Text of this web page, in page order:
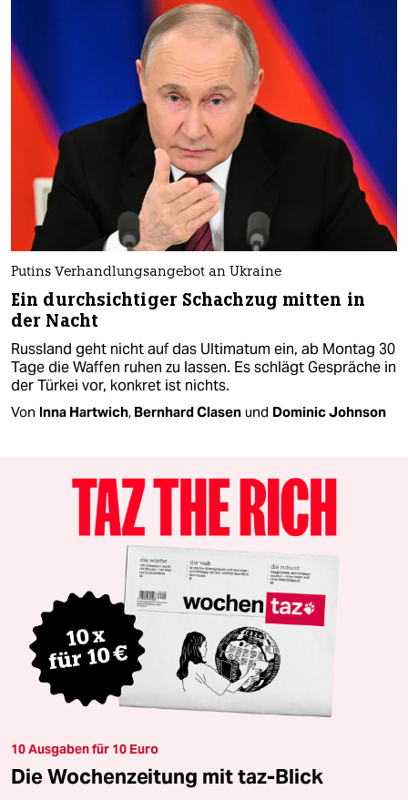
Putins Verhandlungsangebot an Ukraine
Ein durchsichtiger Schachzug mitten in
der Nacht
Russland geht nicht auf das Ultimatum ein, ab Montag 30
Tage die Waffen ruhen zu lassen. Es schlägt Gespräche in
der Türkei vor, konkret ist nichts.
Von Inna Hartwich, Bernhard Clasen und Dominic Johnson
10 Ausgaben für 10 Euro
Die Wochenzeitung mit taz-Blick